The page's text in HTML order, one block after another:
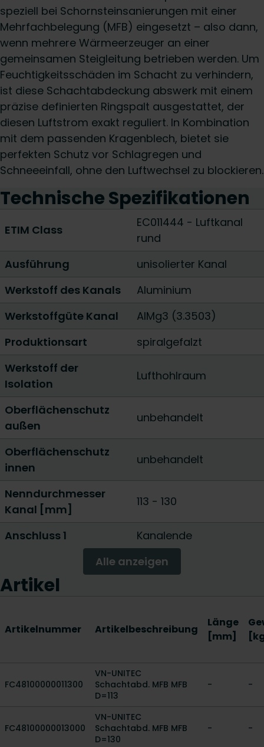
speziell bei Schornsteinsanierungen mit einer
Mehrfachbelegung (MFB) eingesetzt – also dann,
wenn mehrere Wärmeerzeuger an einer
gemeinsamen Steigleitung betrieben werden. Um
Feuchtigkeitsschäden im Schacht zu verhindern,
ist diese Schachtabdeckung abswerk mit einem
präzise definierten Ringspalt ausgestattet, der
diesen Luftstrom exakt reguliert. In Kombination
mit dem passenden Kragenblech, bietet sie
perfekten Schutz vor Schlagregen und
Schneeeinfall, ohne den Luftwechsel zu blockieren.
Technische Spezifikationen
ETIM Class
EC011444 - Luftkanal
rund
Ausführung
unisolierter Kanal
Werkstoff des Kanals
Aluminium
Werkstoffgüte Kanal
AlMg3 (3.3503)
Produktionsart
spiralgefalzt
Werkstoff der
Isolation
Lufthohlraum
Oberflächenschutz
außen
unbehandelt
Oberflächenschutz
innen
unbehandelt
Nenndurchmesser
Kanal [mm]
113 - 130
Anschluss 1
Kanalende
Alle anzeigen
Artikel
Artikelnummer Artikelbeschreibung
Länge
[mm]
FC48100000011300
VN-UNITEC
Schachtabd. MFB MFB
D=113
- -
FC48100000013000
VN-UNITEC
Schachtabd. MFB MFB
D=130
- -